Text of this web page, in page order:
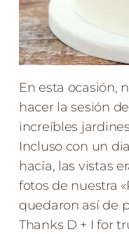
En esta ocasión,
hacer la sesión
increíbles
Incluso con un
hacía, las vistas
fotos de nuestra
quedaron así de
Thanks D + I for